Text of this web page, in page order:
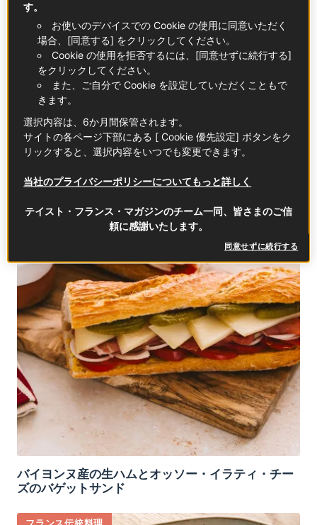
フランス・ママンのマドレーヌ
ストリート・フード
バイヨンヌ産の生ハムとオッソー・イラティ・チー
ズのバゲットサンド
す。
お使いのデバイスでの Cookie の使用に同意いただく
場合、[同意する] をクリックしてください。
Cookie の使用を拒否するには、[同意せずに続行する]
をクリックしてください。
また、ご自分で Cookie を設定していただくこともで
きます。
選択内容は、6か月間保管されます。
サイトの各ページ下部にある [ Cookie 優先設定] ボタンをク
リックすると、選択内容をいつでも変更できます。
当社のプライバシーポリシーについてもっと詳しく
テイスト・フランス・マガジンのチーム一同、皆さまのご信
頼に感謝いたします。
同意せずに続行する